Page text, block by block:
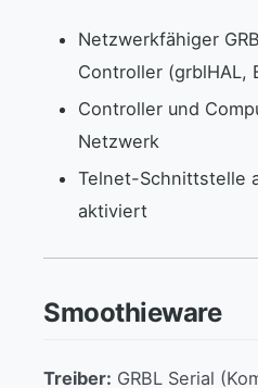
Netzwerkfähiger
Controller (grblHAL,
Controller und
Netzwerk
Telnet-Schnittstelle
aktiviert
Smoothieware
Treiber: GRBL Serial